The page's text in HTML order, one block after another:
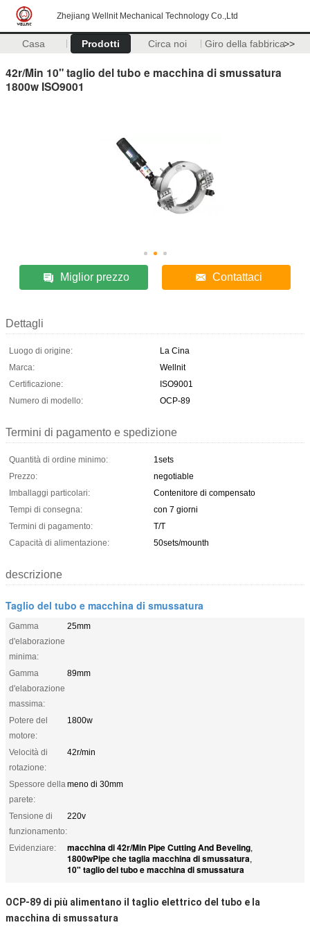
Zhejiang Wellnit Mechanical Technology Co.,Ltd
Casa Prodotti Circa noi Giro della fabbrica>>
42r/Min 10" taglio del tubo e macchina di smussatura
1800w ISO9001
Miglior prezzo Contattaci
Dettagli
Luogo di origine:
La Cina
Marca:
Wellnit
Certificazione:
ISO9001
Numero di modello:
OCP-89
Termini di pagamento e spedizione
Quantità di ordine minimo:
1sets
Prezzo:
negotiable
Imballaggi particolari:
Contenitore di compensato
Tempi di consegna:
con 7 giorni
Termini di pagamento:
T/T
Capacità di alimentazione:
50sets/mounth
descrizione
Taglio del tubo e macchina di smussatura
Gamma
d'elaborazione
minima:
25mm
Gamma
d'elaborazione
massima:
89mm
Potere del
motore:
1800w
Velocità di
rotazione:
42r/min
Spessore della
parete:
meno di 30mm
Tensione di
funzionamento:
220v
Evidenziare: macchina di 42r/Min Pipe Cutting And Beveling,
1800wPipe che taglia macchina di smussatura,
10" taglio del tubo e macchina di smussatura
OCP-89 di più alimentano il taglio elettrico del tubo e la
macchina di smussatura